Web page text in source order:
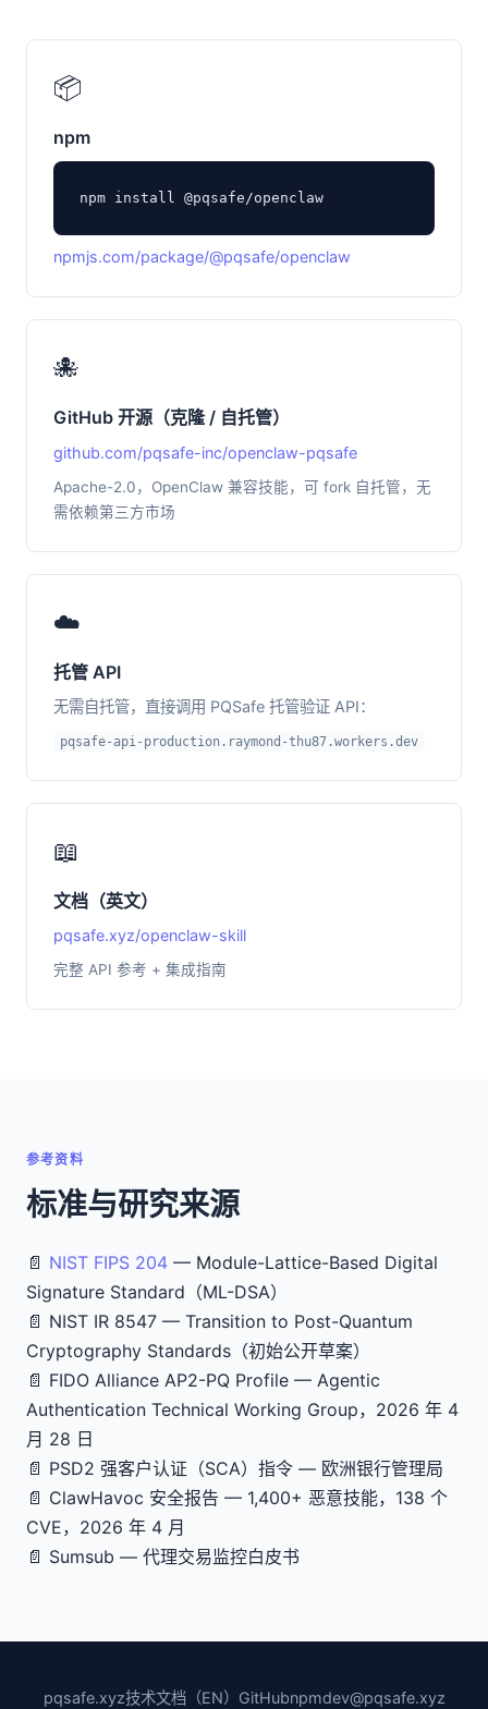
📦
npm
npm install @pqsafe/openclaw
npmjs.com/package/@pqsafe/openclaw
🐙
GitHub 开源（克隆 / 自托管）
github.com/pqsafe-inc/openclaw-pqsafe
Apache-2.0，OpenClaw 兼容技能，可 fork 自托管，无
需依赖第三方市场
☁️
托管 API
无需自托管，直接调用 PQSafe 托管验证 API：
pqsafe-api-production.raymond-thu87.workers.dev
📖
文档（英文）
pqsafe.xyz/openclaw-skill
完整 API 参考 + 集成指南
参考资料
标准与研究来源
📄 NIST FIPS 204 — Module-Lattice-Based Digital
Signature Standard（ML-DSA）
📄 NIST IR 8547 — Transition to Post-Quantum
Cryptography Standards（初始公开草案）
📄 FIDO Alliance AP2-PQ Profile — Agentic
Authentication Technical Working Group，2026 年 4
月 28 日
📄 PSD2 强客户认证（SCA）指令 — 欧洲银行管理局
📄 ClawHavoc 安全报告 — 1,400+ 恶意技能，138 个
CVE，2026 年 4 月
📄 Sumsub — 代理交易监控白皮书
pqsafe.xyz技术文档（EN） GitHubnpmdev@pqsafe.xyz